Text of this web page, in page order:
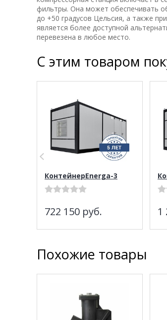
фильтры. Она может обеспечивать
до +50 градусов Цельсия, а также
является более доступной
перевезена в любое место.
С этим товаром
КонтейнерEnerga-3
722 150 руб. 1
Похожие товары